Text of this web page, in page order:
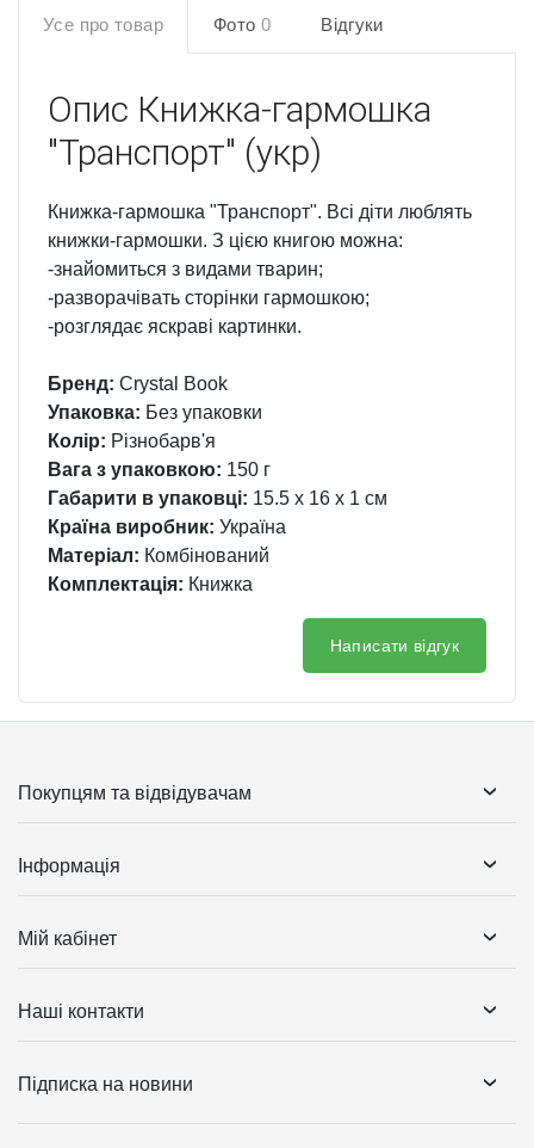
Усе про товар Фото 0 Відгуки
Опис Книжка-гармошка
"Транспорт" (укр)
Книжка-гармошка "Транспорт". Всі діти люблять
книжки-гармошки. З цією книгою можна:
-знайомиться з видами тварин;
-разворачівать сторінки гармошкою;
-розглядає яскраві картинки.
Бренд: Crystal Book
Упаковка: Без упаковки
Колір: Різнобарв'я
Вага з упаковкою: 150 г
Габарити в упаковці: 15.5 x 16 x 1 см
Країна виробник: Україна
Матеріал: Комбінований
Комплектація: Книжка
Написати відгук
Покупцям та відвідувачам
Інформація
Мій кабінет
Наші контакти
Підписка на новини